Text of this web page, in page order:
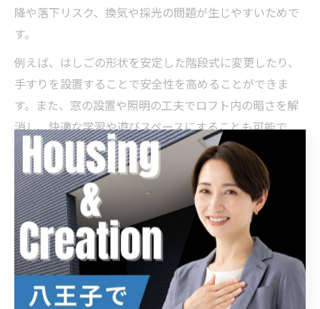
降や落下リスク、換気や採光の問題が生じやすいためで
す。
例えば、はしごの形状を安定した階段式に変更したり、
手すりを設置することで安全性を高めることができま
す。また、窓の設置や照明の工夫でロフト内の暗さを解
消し、快適な学習や遊びスペースにすることも可能で
す。これらの配慮を怠ると、子どもが使いにくくなり、
リフォームの効果が半減する恐れがあります。
最新リフォーム事例から学ぶ部屋分割アイデア
最新のリフォーム事例を参考にすると、子供部屋の間取
り分割には多様なアイデアがあることがわかります。例
えば、可動式のパーテーションを活用し、成長に応じて
簡単に空間を仕切る方法が人気です。これにより、将来